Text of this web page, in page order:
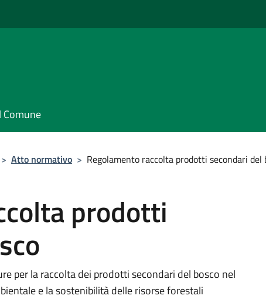
Comune
> Atto normativo > Regolamento raccolta prodotti secondari del
prodotti
per la raccolta dei prodotti secondari del bosco nel
e la sostenibilità delle risorse forestali